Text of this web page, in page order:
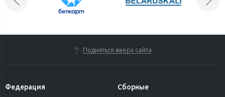
Подняться вверх сайта
Федерация Сборные